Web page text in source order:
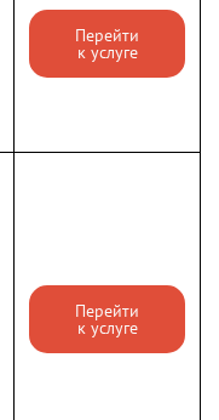
Перейти
к услуге
Перейти
к услуге